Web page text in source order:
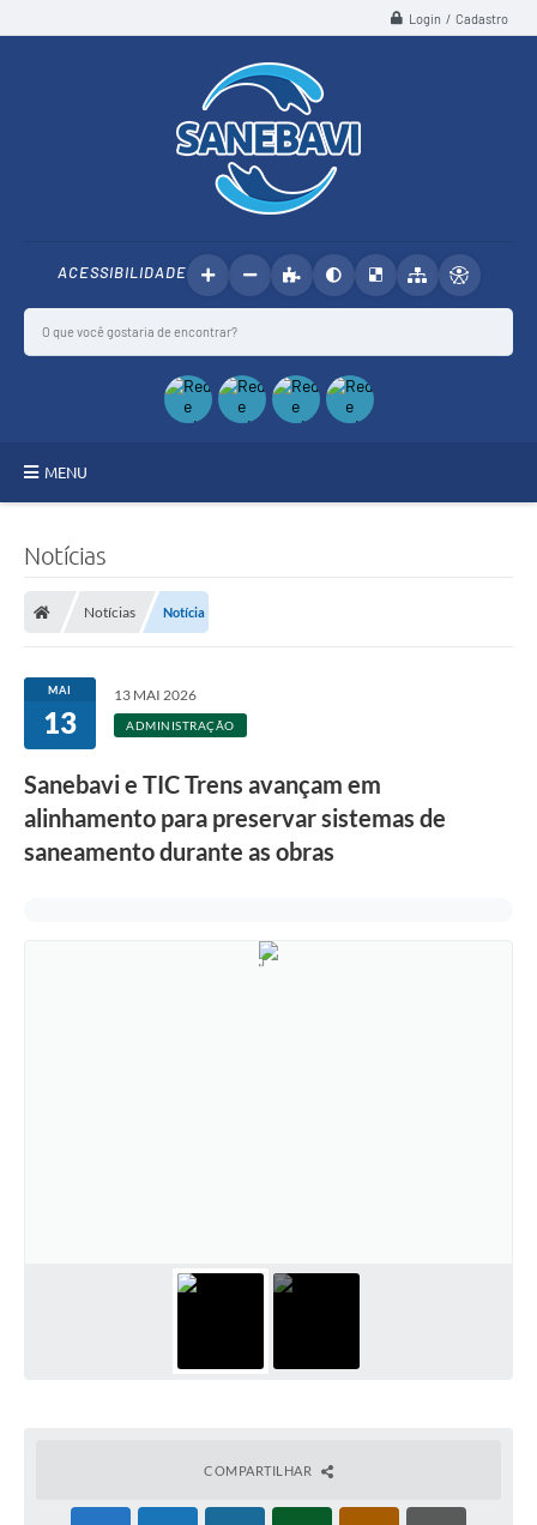
Login / Cadastro
ACESSIBILIDADE
MENU
ÁGUA
COMPRAS E LICITAÇÕES
CONTATOS
Legislação
Notícias
Notícias Notícia
MAI
13
13 MAI 2026
ADMINISTRAÇÃO
Sanebavi e TIC Trens avançam em
alinhamento para preservar sistemas de
saneamento durante as obras
COMPARTILHAR